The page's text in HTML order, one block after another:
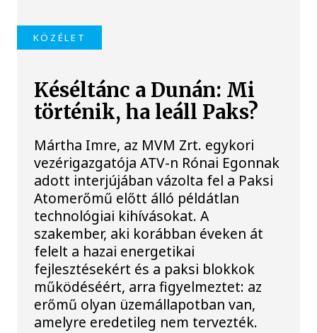
KÖZÉLET
Késéltánc a Dunán: Mi
történik, ha leáll Paks?
Mártha Imre, az MVM Zrt. egykori
vezérigazgatója ATV-n Rónai Egonnak
adott interjújában vázolta fel a Paksi
Atomerőmű előtt álló példátlan
technológiai kihívásokat. A
szakember, aki korábban éveken át
felelt a hazai energetikai
fejlesztésekért és a paksi blokkok
működéséért, arra figyelmeztet: az
erőmű olyan üzemállapotban van,
amelyre eredetileg nem tervezték.